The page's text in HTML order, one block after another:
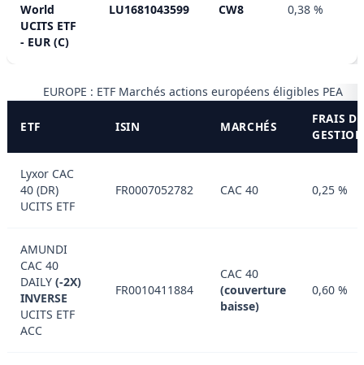
World
UCITS ETF
- EUR (C)
LU1681043599 CW8 0,38 %
EUROPE : ETF Marchés actions européens éligibles PEA
ETF ISIN MARCHÉS
FRAIS DE
GESTION
Lyxor CAC
40 (DR)
UCITS ETF
FR0007052782 CAC 40 0,25 %
AMUNDI
CAC 40
DAILY (-2X)
INVERSE
UCITS ETF
ACC
FR0010411884
CAC 40
(couverture
baisse)
0,60 %